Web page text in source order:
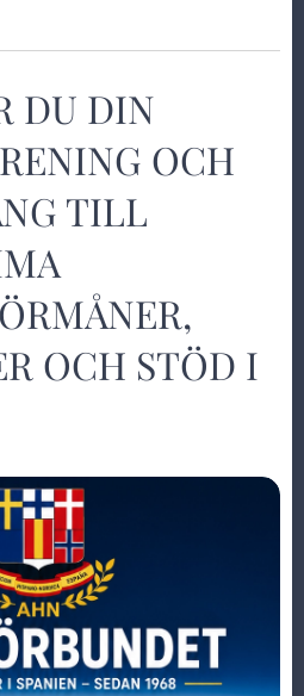
DU DIN
OCH
TILL
OCH STÖD I